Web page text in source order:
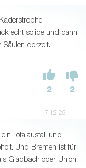
echt solide und dann
derzeit.
2 2
17.12.25
Totalausfall und
Und Bremen ist für
Gladbach oder Union.